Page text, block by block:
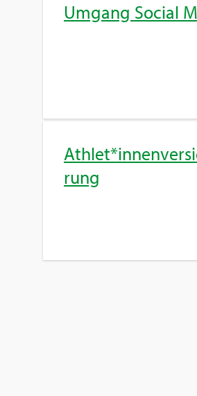
Um­gang So­ci­al
rung